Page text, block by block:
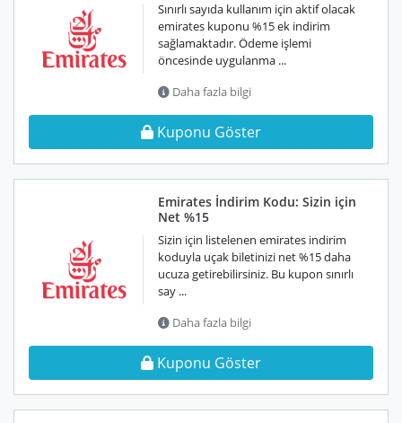
Sınırlı sayıda kullanım için aktif olacak
emirates kuponu %15 ek indirim
sağlamaktadır. Ödeme işlemi
öncesinde uygulanma ...
Daha fazla bilgi
Kuponu Göster
Emirates İndirim Kodu: Sizin için
Net %15
Sizin için listelenen emirates indirim
koduyla uçak biletinizi net %15 daha
ucuza getirebilirsiniz. Bu kupon sınırlı
say ...
Daha fazla bilgi
Kuponu Göster